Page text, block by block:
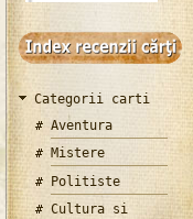
Categorii carti
Aventura
Mistere
Politiste
Cultura si